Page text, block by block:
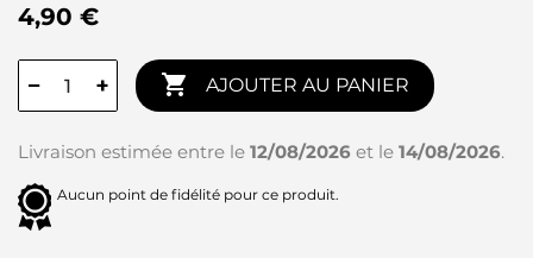
4,90 €
− +  AJOUTER AU PANIER
Livraison estimée entre le 12/08/2026 et le 14/08/2026.
Aucun point de fidélité pour ce produit.